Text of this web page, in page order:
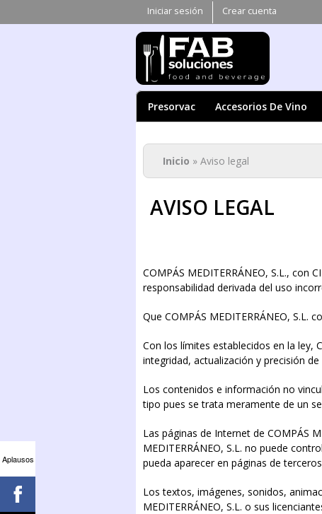
Iniciar sesión Crear cuenta
Presorvac Accesorios De Vino
Se encuentra
Inicio » Aviso legal
AVISO LEGAL
COMPÁS MEDITERRÁNEO, S.L.,
responsabilidad derivada del uso
Que COMPÁS MEDITERRÁNEO,
Con los límites establecidos en la ley,
integridad, actualización y precisión
Los contenidos e información no
tipo pues se trata meramente de un
Las páginas de Internet de COMPÁS
MEDITERRÁNEO, S.L. no puede
pueda aparecer en páginas de
Los textos, imágenes, sonidos,
MEDITERRÁNEO, S.L. o sus
Aplausos